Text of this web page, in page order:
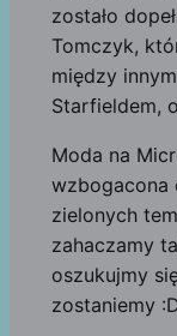
zostało
Tomczyk,
między
Starfieldem,
Moda na
wzbogacona
zielonych
zahaczamy
oszukujmy
zostaniemy